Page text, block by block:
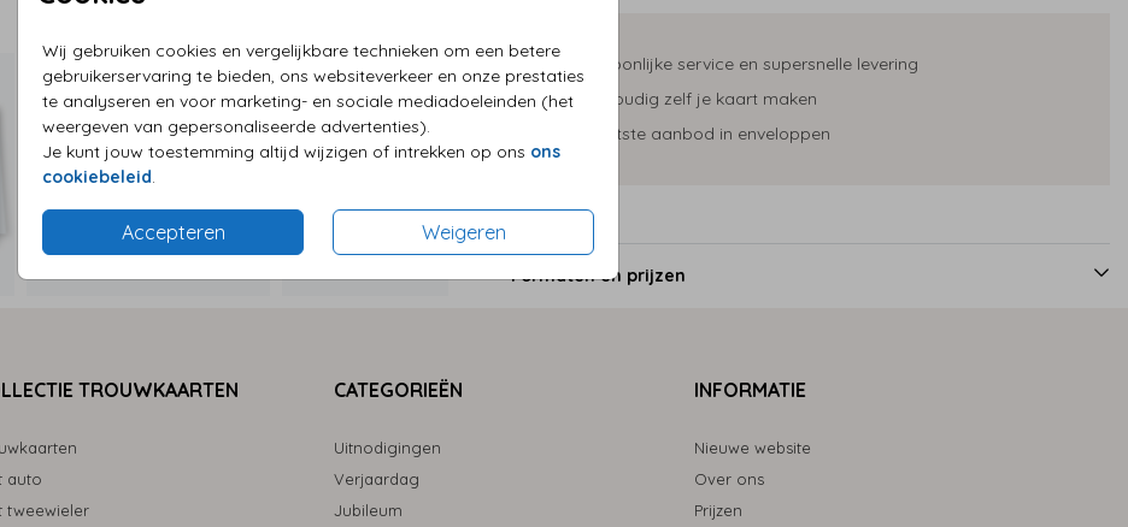
Wij gebruiken cookies en vergelijkbare technieken om een betere
gebruikerservaring te bieden, ons websiteverkeer en onze prestaties
te analyseren en voor marketing- en sociale mediadoeleinden (het
weergeven van gepersonaliseerde advertenties).
Je kunt jouw toestemming altijd wijzigen of intrekken op ons ons
cookiebeleid.
Accepteren Weigeren
Persoonlijke service en supersnelle levering
Eenvoudig zelf je kaart maken
Grootste aanbod in enveloppen
Formaten en prijzen
TROUWKAARTEN
auto
tweewieler
CATEGORIEËN
Uitnodigingen
Verjaardag
Jubileum
INFORMATIE
Nieuwe website
Over ons
Prijzen